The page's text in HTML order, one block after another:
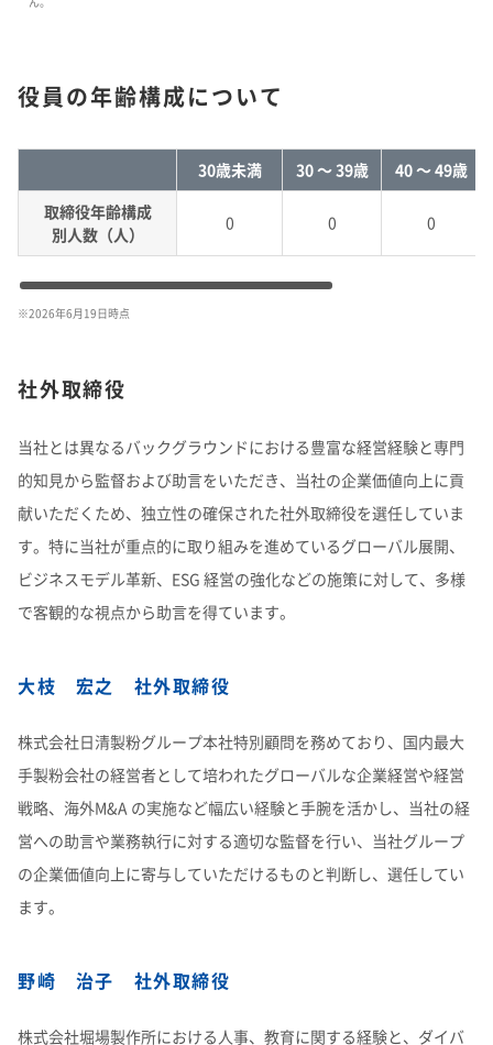
役員の年齢構成について
30歳未満 30 ～ 39歳
40 ～ 49歳
取締役年齢構成
別人数（人）
0 0 0
※2026年6月19日時点
社外取締役
当社とは異なるバックグラウンドにおける豊富な経営経験と専門
的知見から監督および助言をいただき、当社の企業価値向上に貢
献いただくため、独立性の確保された社外取締役を選任していま
す。特に当社が重点的に取り組みを進めているグローバル展開、
ビジネスモデル革新、ESG 経営の強化などの施策に対して、多様
で客観的な視点から助言を得ています。
大枝 宏之 社外取締役
株式会社日清製粉グループ本社特別顧問を務めており、国内最大
手製粉会社の経営者として培われたグローバルな企業経営や経営
戦略、海外M&A の実施など幅広い経験と手腕を活かし、当社の経
営への助言や業務執行に対する適切な監督を行い、当社グループ
の企業価値向上に寄与していただけるものと判断し、選任してい
ます。
野崎 治子 社外取締役
株式会社堀場製作所における人事、教育に関する経験と、ダイバ